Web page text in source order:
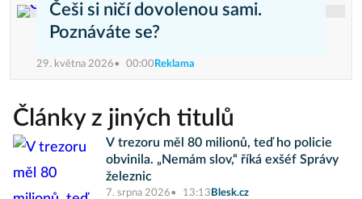
Češi si ničí dovolenou sami.
Poznáváte se?
29. května 2026 00:00 Reklama
Články z jiných titulů
V trezoru měl 80 milionů, teď ho policie
obvinila. „Nemám slov,“ říká exšéf Správy
železnic
7. srpna 2026 13:13 Blesk.cz